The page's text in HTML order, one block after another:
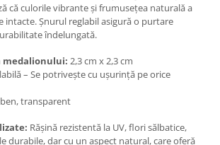
naturale
că culorile vibrante și frumusețea naturală a
intacte. Șnurul reglabil asigură o purtare
îndelungată.
medalionului: 2,3 cm x 2,3 cm
– Se potrivește cu ușurință pe orice
transparent
Rășină rezistentă la UV, flori sălbatice,
durabile, dar cu un aspect natural, care oferă